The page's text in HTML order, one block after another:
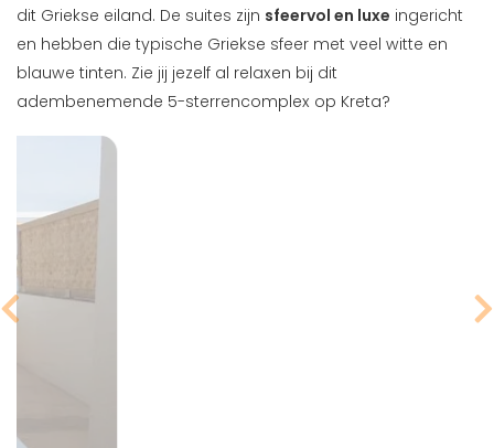
dit Griekse eiland. De suites zijn sfeervol en luxe ingericht
en hebben die typische Griekse sfeer met veel witte en
blauwe tinten. Zie jij jezelf al relaxen bij dit
adembenemende 5-sterrencomplex op Kreta?